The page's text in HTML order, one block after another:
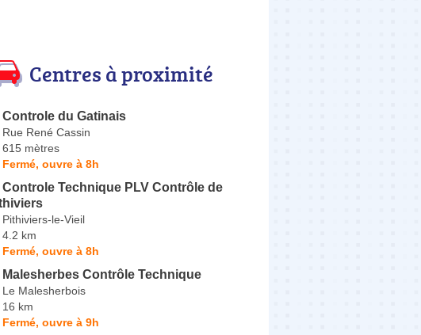
Centres à proximité
Controle du Gatinais
Rue René Cassin
615 mètres
Fermé, ouvre à 8h
Controle Technique PLV Contrôle de
Pithiviers-le-Vieil
4.2 km
Fermé, ouvre à 8h
Malesherbes Contrôle Technique
Le Malesherbois
16 km
Fermé, ouvre à 9h